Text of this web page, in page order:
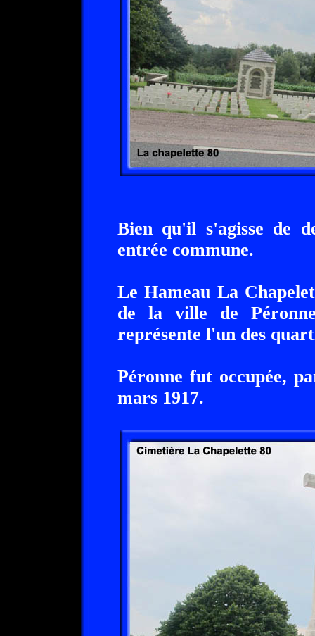
Bien qu'il s'agisse de
entrée commune.
Le Hameau La
de la ville de
représente l'un des
Péronne fut occupée,
mars 1917.